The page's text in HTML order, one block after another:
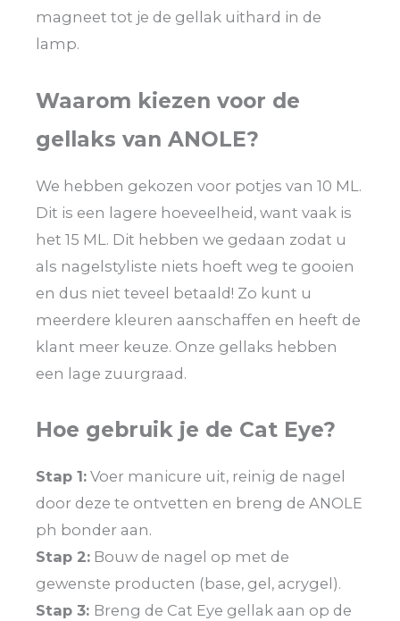
magneet tot je de gellak uithard in de
lamp.
Waarom kiezen voor de
gellaks van ANOLE?
We hebben gekozen voor potjes van 10 ML.
Dit is een lagere hoeveelheid, want vaak is
het 15 ML. Dit hebben we gedaan zodat u
als nagelstyliste niets hoeft weg te gooien
en dus niet teveel betaald! Zo kunt u
meerdere kleuren aanschaffen en heeft de
klant meer keuze. Onze gellaks hebben
een lage zuurgraad.
Hoe gebruik je de Cat Eye?
Stap 1: Voer manicure uit, reinig de nagel
door deze te ontvetten en breng de ANOLE
ph bonder aan.
Stap 2: Bouw de nagel op met de
gewenste producten (base, gel, acrygel).
Stap 3: Breng de Cat Eye gellak aan op de